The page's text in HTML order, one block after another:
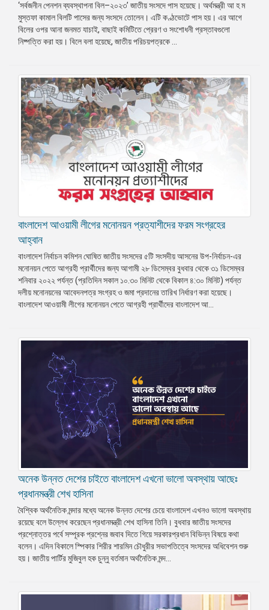
‘সর্বজনীন পেনশন ব্যবস্থাপনা বিল–২০২৩’ জাতীয় সংসদে পাস হয়েছে। অর্থমন্ত্রী আ হ ম
মুস্তফা কামাল বিলটি পাসের জন্য সংসদে তোলেন। এটি কণ্ঠভোটে পাস হয়। এর আগে
বিলের ওপর আনা জনমত যাচাই, বাছাই কমিটিতে প্রেরণ ও সংশোধনী প্রস্তাবগুলো
নিষ্পত্তি করা হয়। বিলে বলা হয়েছে, জাতীয় পরিচয়পত্রকে ...
বাংলাদেশ আওয়ামী লীগের মনোনয়ন প্রত্যাশীদের ফরম সংগ্রহের
আহ্বান
বাংলাদেশ নির্বাচন কমিশন ঘোষিত জাতীয় সংসদের ৫টি সংসদীয় আসনের উপ-নির্বাচন-এর
মনোনয়ন পেতে আগ্রহী প্রার্থীদের জন্য আগামী ২৮ ডিসেম্বর বুধবার থেকে ৩১ ডিসেম্বর
শনিবার ২০২২ পর্যন্ত (প্রতিদিন সকাল ১০.৩০ মিনিট থেকে বিকাল ৪:৩০ মিনিট) পর্যন্ত
দলীয় মনোনয়নের আবেদনপত্র সংগ্রহ ও জমা প্রদানের তারিখ নির্ধারণ করা হয়েছে।
বাংলাদেশ আওয়ামী লীগের মনোনয়ন পেতে আগ্রহী প্রার্থীদের বাংলাদেশ আ...
অনেক উন্নত দেশের চাইতে বাংলাদেশ এখনো ভালো অবস্থায় আছেঃ
প্রধানমন্ত্রী শেখ হাসিনা
বৈশ্বিক অর্থনৈতিক মন্দার মধ্যে অনেক উন্নত দেশের চেয়ে বাংলাদেশ এখনও ভালো অবস্থায়
রয়েছে বলে উল্লেখ করেছেন প্রধানমন্ত্রী শেখ হাসিনা তিনি। বুধবার জাতীয় সংসদের
প্রশ্নোত্তর পর্বে সম্পূরক প্রশ্নের জবাব দিতে গিয়ে সরকারপ্রধান বিভিন্ন বিষয়ে কথা
বলেন। এদিন বিকালে স্পিকার শিরীর শারমিন চৌধুরীর সভাপতিত্বে সংসদের অধিবেশন শুরু
হয়। জাতীয় পার্টির মুজিবুল হক চুন্নু বর্তমান অর্থনৈতিক মন্দ...